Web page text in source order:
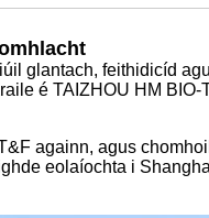
glantach, feithidicíd
é TAIZHOU HM BIO-
againn, agus
eolaíochta i